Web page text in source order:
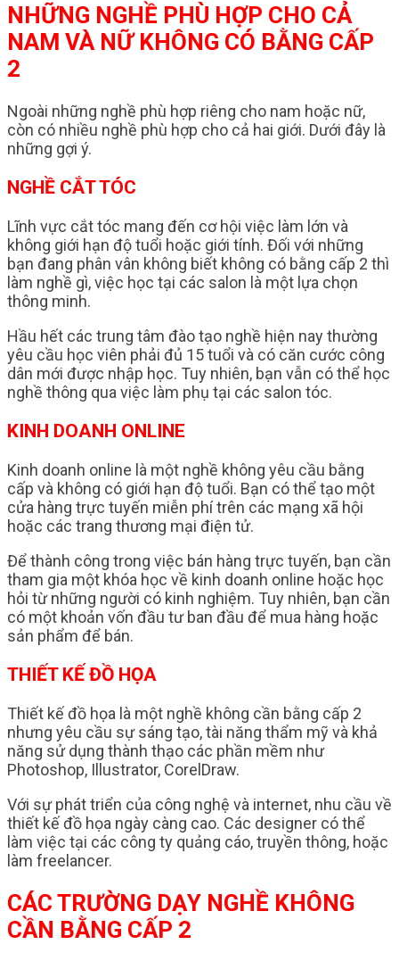
NHỮNG NGHỀ PHÙ HỢP CHO CẢ
NAM VÀ NỮ KHÔNG CÓ BẰNG CẤP
2
Ngoài những nghề phù hợp riêng cho nam hoặc nữ,
còn có nhiều nghề phù hợp cho cả hai giới. Dưới đây là
những gợi ý.
NGHỀ CẮT TÓC
Lĩnh vực cắt tóc mang đến cơ hội việc làm lớn và
không giới hạn độ tuổi hoặc giới tính. Đối với những
bạn đang phân vân không biết không có bằng cấp 2 thì
làm nghề gì, việc học tại các salon là một lựa chọn
thông minh.
Hầu hết các trung tâm đào tạo nghề hiện nay thường
yêu cầu học viên phải đủ 15 tuổi và có căn cước công
dân mới được nhập học. Tuy nhiên, bạn vẫn có thể học
nghề thông qua việc làm phụ tại các salon tóc.
KINH DOANH ONLINE
Kinh doanh online là một nghề không yêu cầu bằng
cấp và không có giới hạn độ tuổi. Bạn có thể tạo một
cửa hàng trực tuyến miễn phí trên các mạng xã hội
hoặc các trang thương mại điện tử.
Để thành công trong việc bán hàng trực tuyến, bạn cần
tham gia một khóa học về kinh doanh online hoặc học
hỏi từ những người có kinh nghiệm. Tuy nhiên, bạn cần
có một khoản vốn đầu tư ban đầu để mua hàng hoặc
sản phẩm để bán.
THIẾT KẾ ĐỒ HỌA
Thiết kế đồ họa là một nghề không cần bằng cấp 2
nhưng yêu cầu sự sáng tạo, tài năng thẩm mỹ và khả
năng sử dụng thành thạo các phần mềm như
Photoshop, Illustrator, CorelDraw.
Với sự phát triển của công nghệ và internet, nhu cầu về
thiết kế đồ họa ngày càng cao. Các designer có thể
làm việc tại các công ty quảng cáo, truyền thông, hoặc
làm freelancer.
CÁC TRƯỜNG DẠY NGHỀ KHÔNG
CẦN BẰNG CẤP 2